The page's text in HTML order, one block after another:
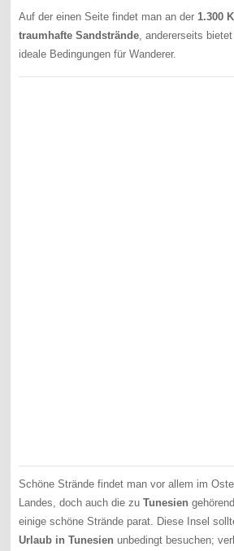
Auf der einen Seite findet man an der 1.300
traumhafte Sandstrände , andererseits
ideale Bedingungen für Wanderer.
Schöne Strände findet man vor allem im
Landes, doch auch die zuTunesien
einige schöne Strände parat. Diese Insel
Urlaub in Tunesien unbedingt besuchen;